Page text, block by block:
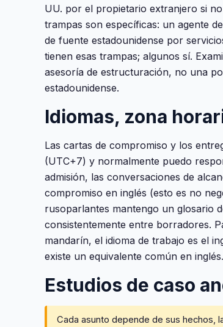
UU. por el propietario extranjero si
trampas son específicas: un agente
de fuente estadounidense por
tienen esas trampas; algunos sí.
asesoría de estructuración, no una
estadounidense.
Idiomas, zona
Las cartas de compromiso y los
(UTC+7) y normalmente puedo
admisión, las conversaciones de
compromiso en inglés (esto es no
rusoparlantes mantengo un glosario
consistentemente entre borradores.
mandarín, el idioma de trabajo es el
existe un equivalente común en inglés.
Estudios de caso
Cada asunto depende de sus hechos,